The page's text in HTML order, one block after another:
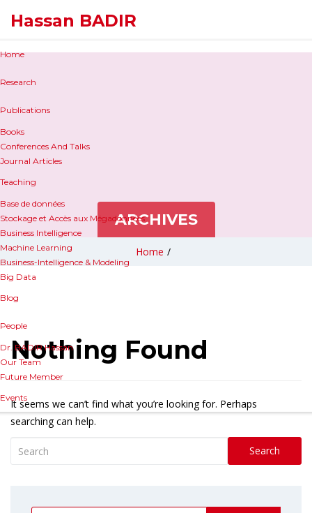
Hassan BADIR
Home
Research
Publications
Books
Conferences And Talks
Journal Articles
Teaching
Base de données
Stockage et Accès aux Mégadonnées
Business Intelligence
Machine Learning
Business-Intelligence & Modeling
Big Data
Blog
People
Dr. BADIR Hassan
Our Team
Future Member
Events
ARCHIVES
Home /
Nothing Found
It seems we can’t find what you’re looking for. Perhaps
searching can help.
Search